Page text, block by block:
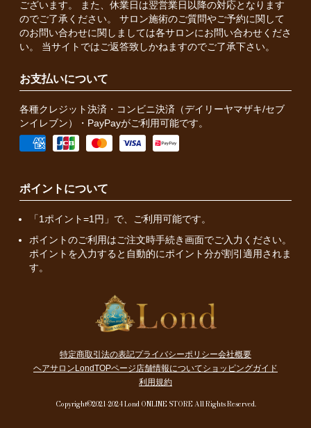
ございます。 また、休業日は翌営業日以降の対応となります
のでご了承ください。 サロン施術のご質問やご予約に関して
のお問い合わせに関しましては各サロンにお問い合わせくださ
い。 当サイトではご返答致しかねますのでご了承下さい。
お支払いについて
各種クレジット決済・コンビニ決済（デイリーヤマザキ/セブ
ンイレブン）・PayPayがご利用可能です。
ポイントについて
「1ポイント=1円」で、ご利用可能です。
ポイントのご利用はご注文時手続き画面でご入力ください。
ポイントを入力すると自動的にポイント分が割引適用されま
す。
特定商取引法の表記プライバシーポリシー会社概要
ヘアサロンLondTOPページ店舗情報についてショッピングガイド
利用規約
Copyright©2021-2024 Lond ONLINE STORE All Rights Reserved.